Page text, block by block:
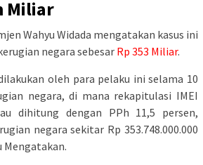
Miliar
Wahyu Widada mengatakan kasus ini
negara sebesar Rp 353 Miliar.
oleh para pelaku ini selama 10
negara, di mana rekapitulasi IMEI
dihitung dengan PPh 11,5 persen,
negara sekitar Rp 353.748.000.000
Mengatakan.